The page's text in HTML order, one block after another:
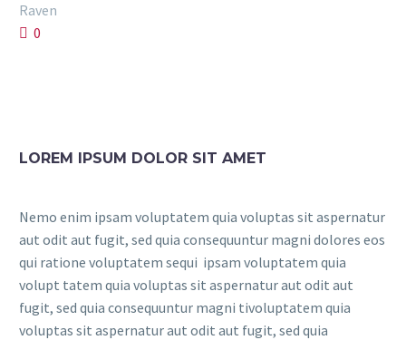
Raven
0
LOREM IPSUM DOLOR SIT AMET
Nemo enim ipsam voluptatem quia voluptas sit aspernatur
aut odit aut fugit, sed quia consequuntur magni dolores eos
qui ratione voluptatem sequi ipsam voluptatem quia
volupt tatem quia voluptas sit aspernatur aut odit aut
fugit, sed quia consequuntur magni tivoluptatem quia
voluptas sit aspernatur aut odit aut fugit, sed quia